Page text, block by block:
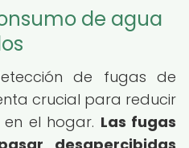
de agua
de fugas de
crucial para reducir
el hogar. Las fugas